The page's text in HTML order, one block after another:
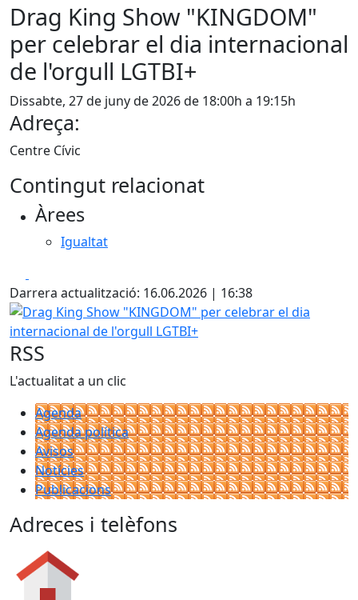
Drag King Show "KINGDOM"
per celebrar el dia internacional
de l'orgull LGTBI+
Dissabte, 27 de juny de 2026 de 18:00h a 19:15h
Adreça:
Centre Cívic
Contingut relacionat
Àrees
Igualtat
Darrera actualització: 16.06.2026 | 16:38
Drag King Show "KINGDOM" per celebrar el dia
RSS
L'actualitat a un clic
Agenda
Agenda política
Avisos
Notícies
Publicacions
Adreces i telèfons